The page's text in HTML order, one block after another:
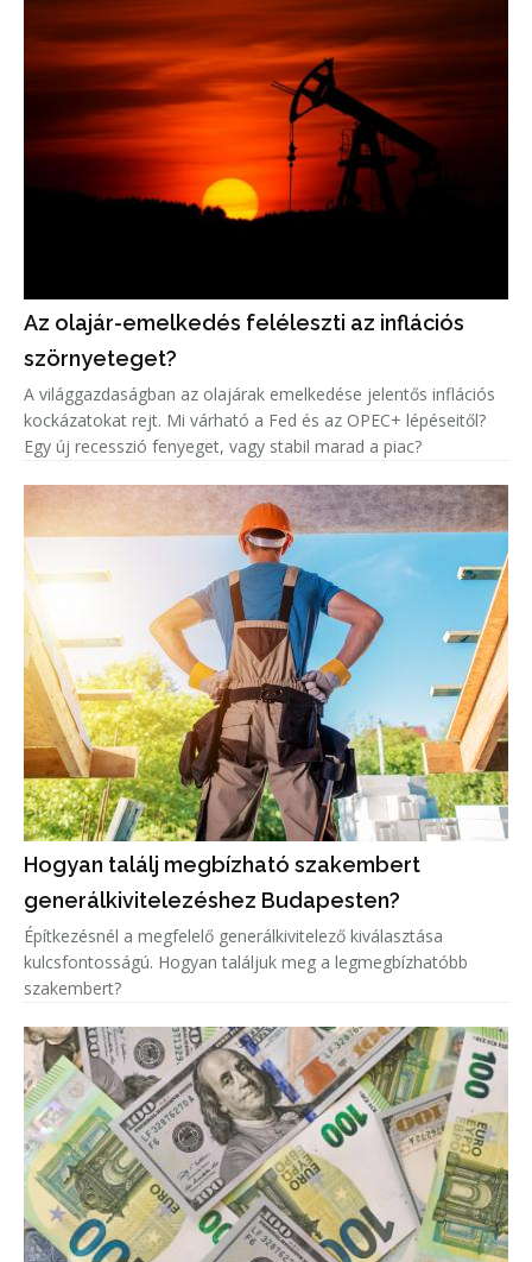
Az olajár-emelkedés feléleszti az inflációs
szörnyeteget?
A világgazdaságban az olajárak emelkedése jelentős inflációs
kockázatokat rejt. Mi várható a Fed és az OPEC+ lépéseitől?
Egy új recesszió fenyeget, vagy stabil marad a piac?
Hogyan találj megbízható szakembert
generálkivitelezéshez Budapesten?
Építkezésnél a megfelelő generálkivitelező kiválasztása
kulcsfontosságú. Hogyan találjuk meg a legmegbízhatóbb
szakembert?